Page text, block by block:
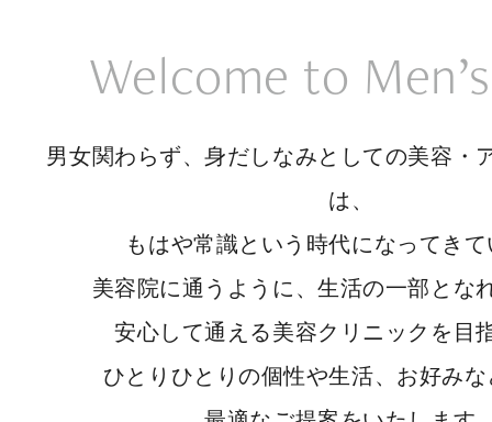
Welcome to
男女関わらず、身だしなみとしての美容・
は、
もはや常識という時代になってき
美容院に通うように、生活の一部とな
安心して通える美容クリニックを目
ひとりひとりの個性や生活、お好み